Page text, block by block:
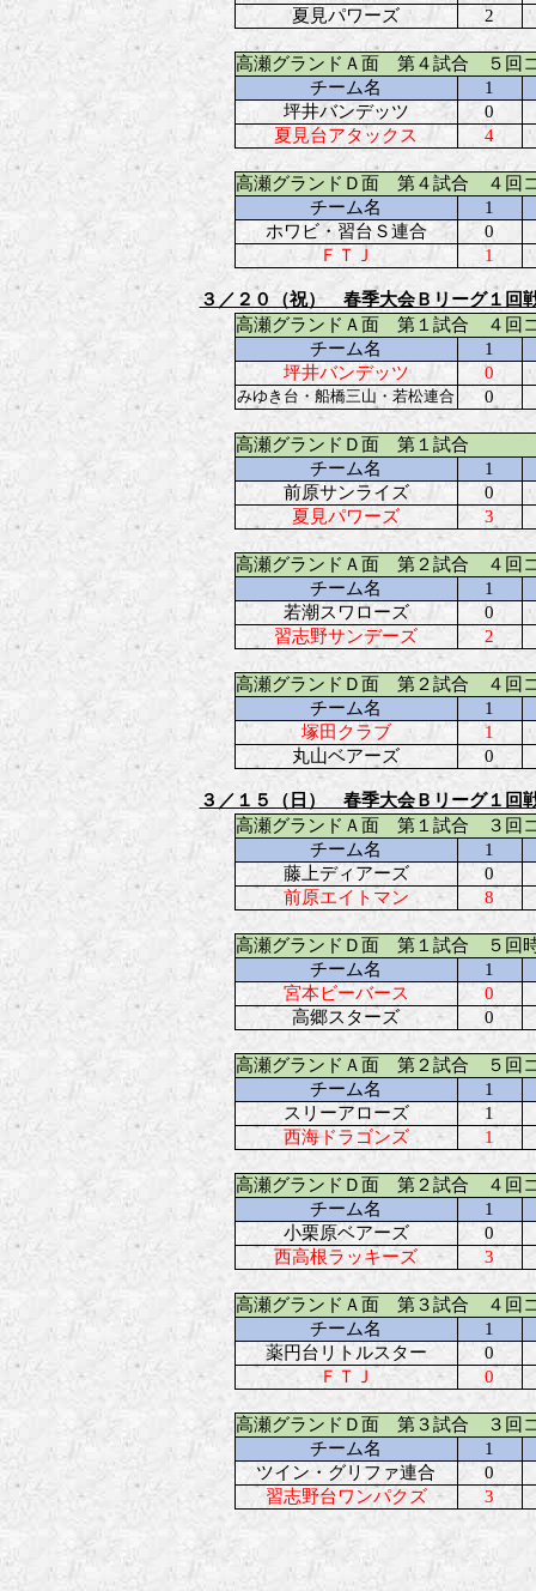
夏見パワーズ
2
高瀬グランドＡ面 第４試合 ５回
チーム名
1
坪井バンデッツ
0
夏見台アタックス
4
高瀬グランドＤ面 第４試合 ４回
チーム名
1
ホワビ・習台Ｓ連合
0
ＦＴＪ
1
３／２０（祝） 春季大会Ｂリーグ１回
高瀬グランドＡ面 第１試合 ４回
チーム名
1
坪井バンデッツ
0
みゆき台・船橋三山・若松連合 0
高瀬グランドＤ面 第１試合
チーム名
1
前原サンライズ
0
夏見パワーズ
3
高瀬グランドＡ面 第２試合 ４回
チーム名
1
若潮スワローズ
0
習志野サンデーズ
2
高瀬グランドＤ面 第２試合 ４回
チーム名
1
塚田クラブ
1
丸山ベアーズ
0
３／１５（日） 春季大会Ｂリーグ１回
高瀬グランドＡ面 第１試合 ３回
チーム名
1
藤上ディアーズ
0
前原エイトマン
8
高瀬グランドＤ面 第１試合 ５回
チーム名
1
宮本ビーバース
0
高郷スターズ
0
高瀬グランドＡ面 第２試合 ５回
チーム名
1
スリーアローズ
1
西海ドラゴンズ
1
高瀬グランドＤ面 第２試合 ４回
チーム名
1
小栗原ベアーズ
0
西高根ラッキーズ
3
高瀬グランドＡ面 第３試合 ４回
チーム名
1
薬円台リトルスター
0
ＦＴＪ
0
高瀬グランドＤ面 第３試合 ３回
チーム名
1
ツイン・グリファ連合
0
習志野台ワンパクズ
3